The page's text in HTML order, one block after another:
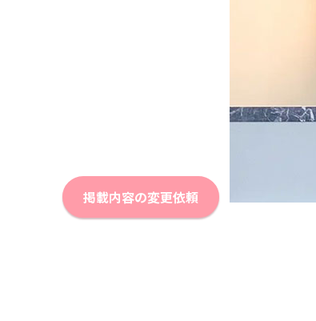
掲載内容の変更依頼